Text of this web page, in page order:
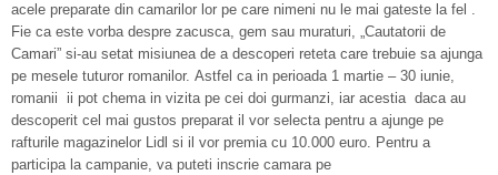
acele preparate din camarilor lor pe care nimeni nu le mai gateste la fel .
Fie ca este vorba despre zacusca, gem sau muraturi, „Cautatorii de
Camari” si-au setat misiunea de a descoperi reteta care trebuie sa ajunga
pe mesele tuturor romanilor. Astfel ca in perioada 1 martie – 30 iunie,
romanii ii pot chema in vizita pe cei doi gurmanzi, iar acestia daca au
descoperit cel mai gustos preparat il vor selecta pentru a ajunge pe
rafturile magazinelor Lidl si il vor premia cu 10.000 euro. Pentru a
participa la campanie, va puteti inscrie camara pe